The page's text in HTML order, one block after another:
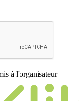
à l'organisateur